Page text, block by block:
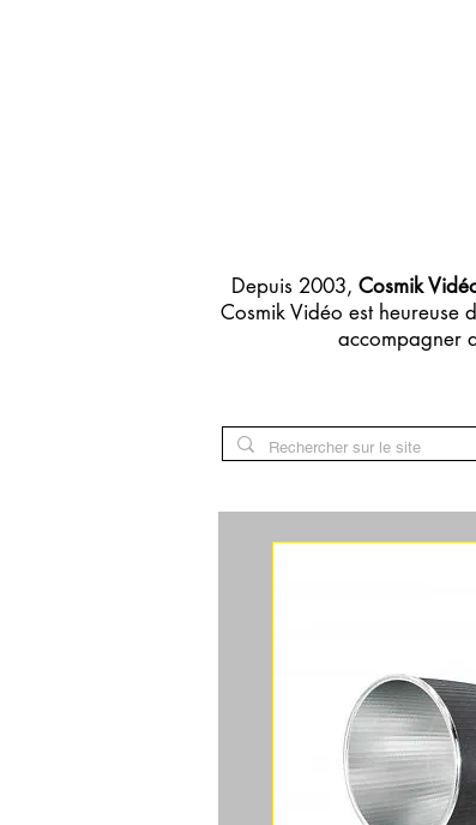
Depuis 2003, Cosmik
Cosmik Vidéo est heureuse
accompagner